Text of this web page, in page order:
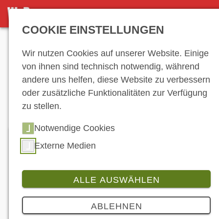
DETAILANSICHT
Stellenmarkt
MOTORRADMECHANIKER/IN HONDA
Seit mehr als 40 Jahren vertreten wir mit Freude
COOKIE EINSTELLUNGEN
Wir nutzen Cookies auf unserer Website. Einige
von ihnen sind technisch notwendig, während
andere uns helfen, diese Website zu verbessern
oder zusätzliche Funktionalitäten zur Verfügung
zu stellen.
Notwendige Cookies
Externe Medien
ALLE AUSWÄHLEN
ABLEHNEN